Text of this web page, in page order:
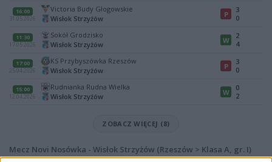
16:00
31.05.2026
Victoria Budy Głogowskie
Wisłok Strzyżów
P
3
0
11:30
17.05.2026
Sokół Grodzisko
Wisłok Strzyżów
W
2
4
17:00
25.04.2026
KS Przybyszówka Rzeszów
Wisłok Strzyżów
P
3
0
15:00
12.04.2026
Rudnianka Rudna Wielka
Wisłok Strzyżów
W
0
2
ZOBACZ WIĘCEJ (8)
Mecz Novi Nosówka - Wisłok Strzyżów (Rzeszów > Klasa A, gr. I)